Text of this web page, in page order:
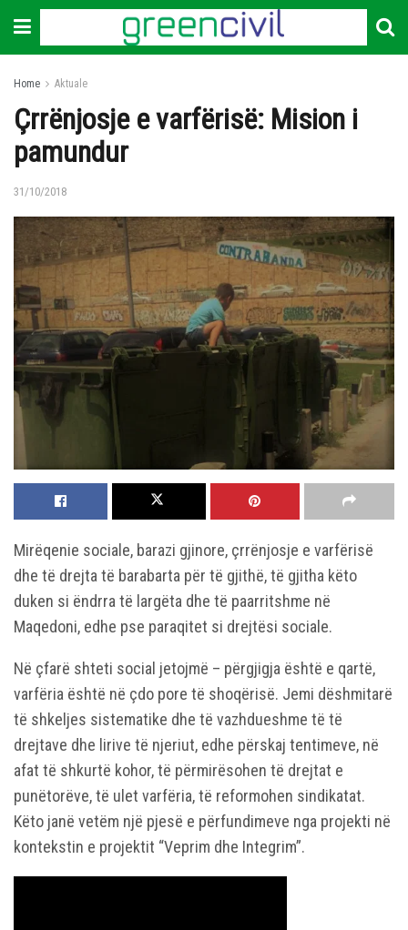
Home Aktuale
Çrrënjosje e varfërisë: Mision i
pamundur
31/10/2018
Mirëqenie sociale, barazi gjinore, çrrënjosje e varfërisë
dhe të drejta të barabarta për të gjithë, të gjitha këto
duken si ëndrra të largëta dhe të paarritshme në
Maqedoni, edhe pse paraqitet si drejtësi sociale.
Në çfarë shteti social jetojmë – përgjigja është e qartë,
varfëria është në çdo pore të shoqërisë. Jemi dëshmitarë
të shkeljes sistematike dhe të vazhdueshme të të
drejtave dhe lirive të njeriut, edhe përskaj tentimeve, në
afat të shkurtë kohor, të përmirësohen të drejtat e
punëtorëve, të ulet varfëria, të reformohen sindikatat.
Këto janë vetëm një pjesë e përfundimeve nga projekti në
kontekstin e projektit “Veprim dhe Integrim”.